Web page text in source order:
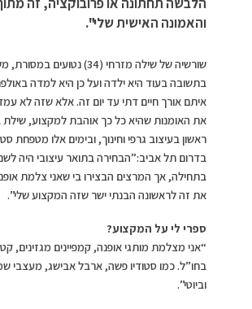
והאמונה האישית שלי".
שורשיה של שילה מזרחי (34)
בתשובה בעוד היא ילדה ועל כן היא למדה
איתם אורך חיים דתי עד יום זה. אלא שזה לא
את האומנות שהיא כל כך אוהבת למקצוע,
ראשון בעיצוב גרפי וחינוך, ובימים אלו מטפחת
בדרום תל אביב:”הבחירה בתואר עיצובי היה
בתחילה, אך המרצים הבצירו בי שאני צלמת
את זה לראשונה הבנתי ישר שזה המקצוע שלי”.
ספרי לי על המקצוע?
“אני מצלמת מותגי אופנה, קמפיינים מגזינים,
בחו”ל. כמו סטודיו פשה, ארבל אבישג, מעצבי
וביוטי”.